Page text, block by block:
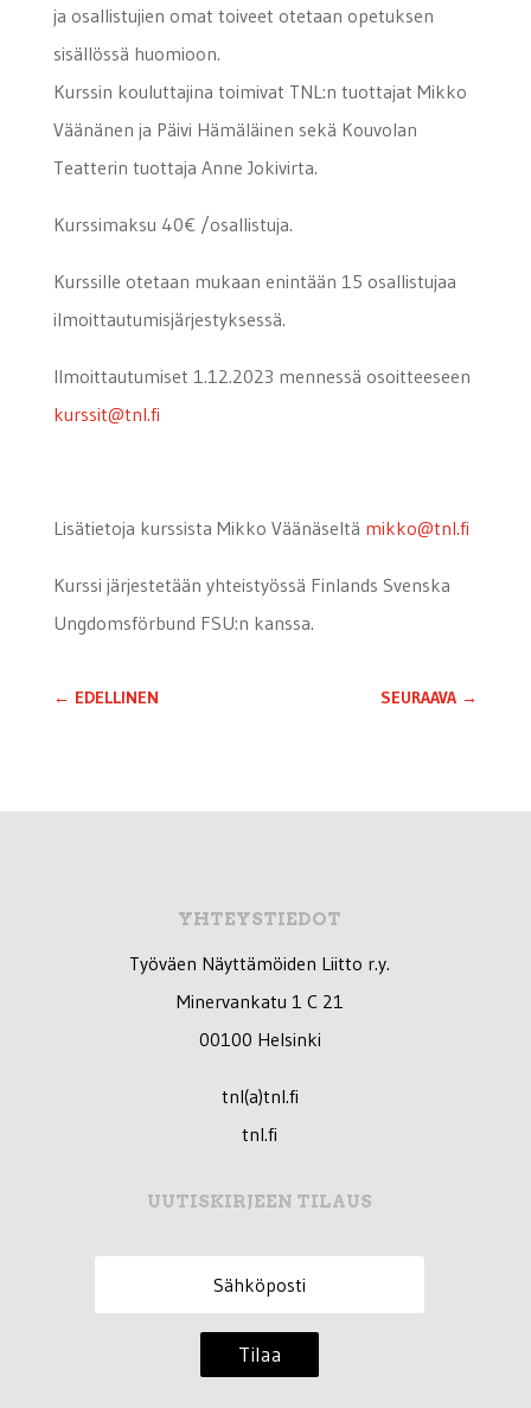
ja osallistujien omat toiveet otetaan opetuksen
sisällössä huomioon.
Kurssin kouluttajina toimivat TNL:n tuottajat Mikko
Väänänen ja Päivi Hämäläinen sekä Kouvolan
Teatterin tuottaja Anne Jokivirta.
Kurssimaksu 40€ /osallistuja.
Kurssille otetaan mukaan enintään 15 osallistujaa
ilmoittautumisjärjestyksessä.
Ilmoittautumiset 1.12.2023 mennessä osoitteeseen
kurssit@tnl.fi
Lisätietoja kurssista Mikko Väänäseltä mikko@tnl.fi
Kurssi järjestetään yhteistyössä Finlands Svenska
Ungdomsförbund FSU:n kanssa.
← EDELLINEN SEURAAVA →
YHTEYSTIEDOT
Työväen Näyttämöiden Liitto r.y.
Minervankatu 1 C 21
00100 Helsinki
tnl(a)tnl.fi
tnl.fi
UUTISKIRJEEN TILAUS
Tilaa